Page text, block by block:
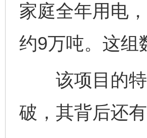
家庭全年用电
约9万吨。这组
该项目的特
破，其背后还